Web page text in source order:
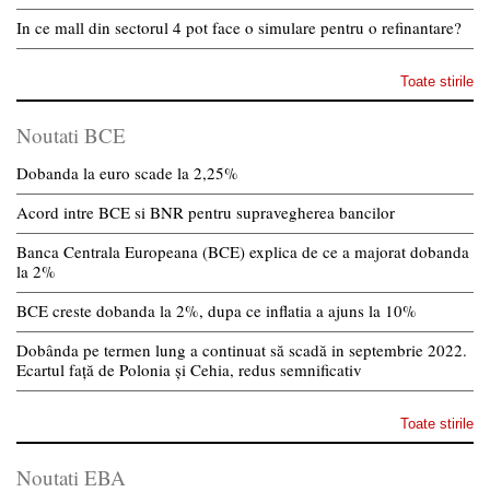
In ce mall din sectorul 4 pot face o simulare pentru o refinantare?
Toate stirile
Noutati BCE
Dobanda la euro scade la 2,25%
Acord intre BCE si BNR pentru supravegherea bancilor
Banca Centrala Europeana (BCE) explica de ce a majorat dobanda
la 2%
BCE creste dobanda la 2%, dupa ce inflatia a ajuns la 10%
Dobânda pe termen lung a continuat să scadă in septembrie 2022.
Ecartul față de Polonia și Cehia, redus semnificativ
Toate stirile
Noutati EBA